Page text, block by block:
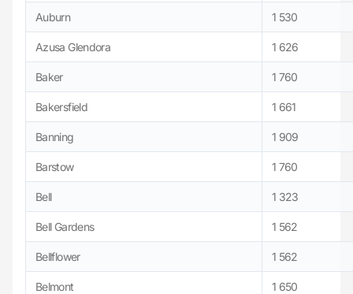
Auburn 1 530
Azusa Glendora 1 626
Baker 1 760
Bakersfield 1 661
Banning 1 909
Barstow 1 760
Bell 1 323
Bell Gardens 1 562
Bellflower 1 562
Belmont 1 650